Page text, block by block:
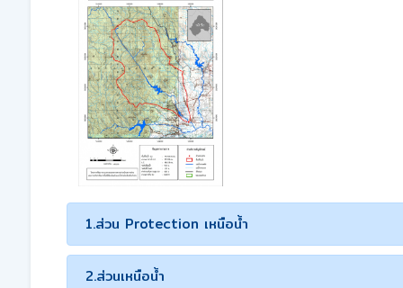
1.ส่วน Protection เหนือน้ำ
2.ส่วนเหนือน้ำ